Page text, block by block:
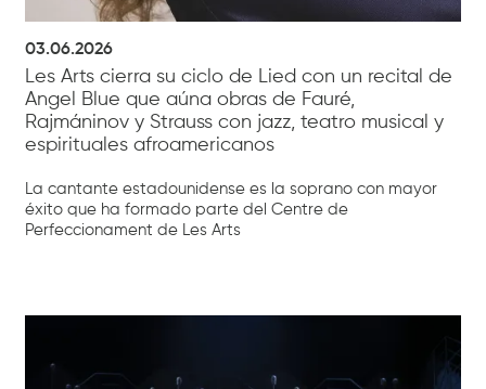
03.06.2026
Les Arts cierra su ciclo de Lied con un recital de
Angel Blue que aúna obras de Fauré,
Rajmáninov y Strauss con jazz, teatro musical y
espirituales afroamericanos
La cantante estadounidense es la soprano con mayor
éxito que ha formado parte del Centre de
Perfeccionament de Les Arts